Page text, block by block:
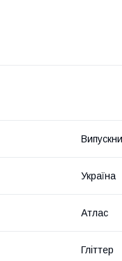
Україна
Атлас
Гліттер